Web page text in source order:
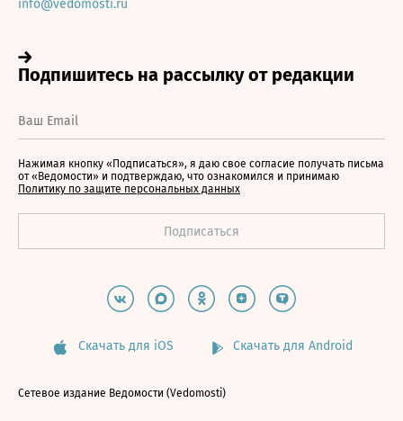
info@vedomosti.ru
Нажимая кнопку «Подписаться», я даю свое согласие получать письма
от «Ведомости» и подтверждаю, что ознакомился и принимаю
Политику по защите персональных данных
Скачать для iOS Скачать для Android
Сетевое издание Ведомости (Vedomosti)